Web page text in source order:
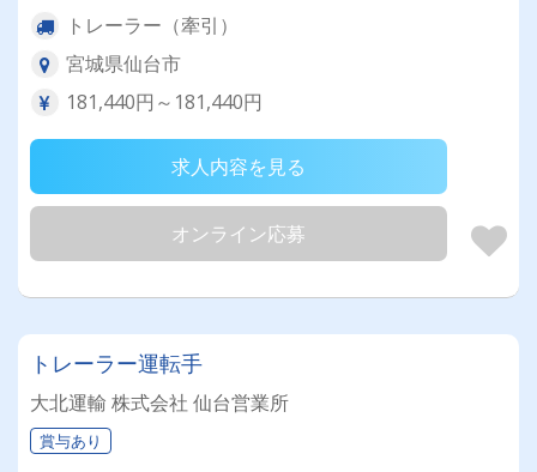
トレーラー（牽引）
宮城県仙台市
181,440円～181,440円
求人内容を見る
オンライン応募
トレーラー運転手
大北運輸 株式会社 仙台営業所
賞与あり